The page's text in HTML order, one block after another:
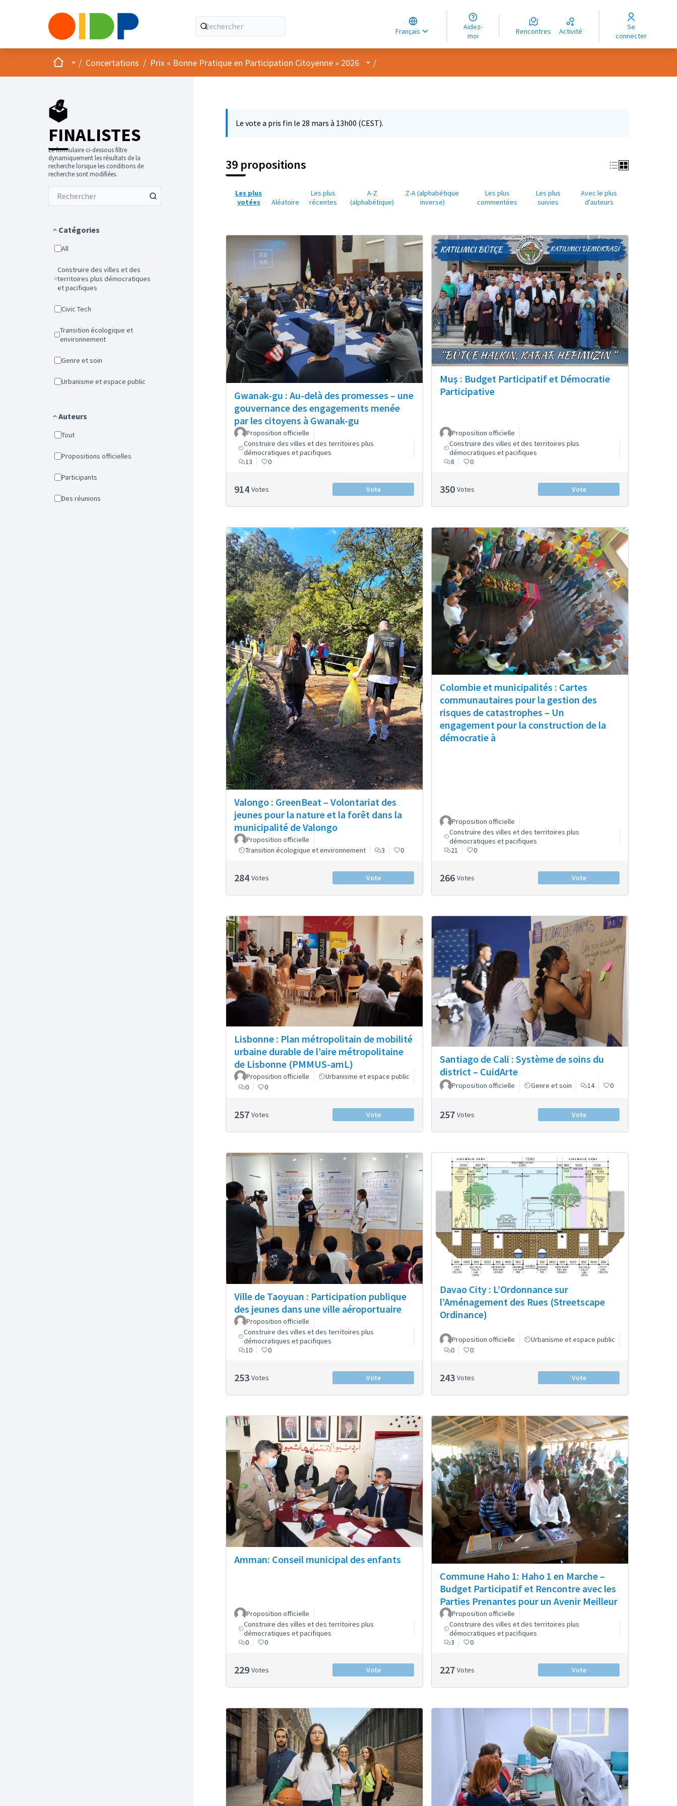
Français
Choose language
Choisir la langue
Elegir el idioma
Aidez-
moi
Rencontres Activité
Se
connecter
AccueilMenu principal
/ Concertations / Prix « Bonne Pratique en Participation Citoyenne » 2026 Menu utilisateur
/
🗳️
FINALISTES
Le formulaire ci-dessous filtre
dynamiquement les résultats de la
recherche lorsque les conditions de
recherche sont modifiées.
Catégories
All
Construire des villes et des
territoires plus démocratiques
et pacifiques
Civic Tech
Transition écologique et
environnement
Genre et soin
Urbanisme et espace public
Auteurs
Tout
Propositions officielles
Participants
Des réunions
Le vote a pris fin le 28 mars à 13h00 (CEST).
39 propositions
Les plus
votées
Aléatoire
Les plus
récentes
A-Z
(alphabétique)
Z-A (alphabétique
inverse)
Les plus
commentées
Les plus
suivies
Avec le plus
d'auteurs
Gwanak-gu : Au-delà des promesses – une
gouvernance des engagements menée
par les citoyens à Gwanak-gu
Proposition officielle
Construire des villes et des territoires plus
démocratiques et pacifiques
13
0
914 Votes Vote
Muş : Budget Participatif et Démocratie
Participative
Proposition officielle
Construire des villes et des territoires plus
démocratiques et pacifiques
8
0
350 Votes Vote
Valongo : GreenBeat – Volontariat des
jeunes pour la nature et la forêt dans la
municipalité de Valongo
Proposition officielle
Transition écologique et environnement
3 0
284 Votes Vote
Colombie et municipalités : Cartes
communautaires pour la gestion des
risques de catastrophes – Un
engagement pour la construction de la
démocratie à
Proposition officielle
Construire des villes et des territoires plus
démocratiques et pacifiques
21
0
266 Votes Vote
Lisbonne : Plan métropolitain de mobilité
urbaine durable de l’aire métropolitaine
de Lisbonne (PMMUS-amL)
Proposition officielle
Urbanisme et espace public
0
0
257 Votes Vote
Santiago de Cali : Système de soins du
district – CuidArte
Proposition officielle Genre et soin 14 0
257 Votes Vote
Ville de Taoyuan : Participation publique
des jeunes dans une ville aéroportuaire
Proposition officielle
Construire des villes et des territoires plus
démocratiques et pacifiques
10
0
253 Votes Vote
Davao City : L’Ordonnance sur
l’Aménagement des Rues (Streetscape
Ordinance)
Proposition officielle
Urbanisme et espace public
0
0
243 Votes Vote
Amman: Conseil municipal des enfants
Proposition officielle
Construire des villes et des territoires plus
démocratiques et pacifiques
0
0
229 Votes Vote
Commune Haho 1: Haho 1 en Marche –
Budget Participatif et Rencontre avec les
Parties Prenantes pour un Avenir Meilleur
Proposition officielle
Construire des villes et des territoires plus
démocratiques et pacifiques
3
0
227 Votes Vote